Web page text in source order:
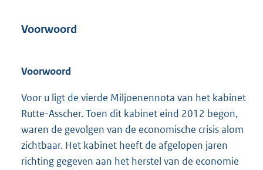
Voorwoord
Voorwoord
Voor u ligt de vierde Miljoenennota van het kabinet
Rutte-Asscher. Toen dit kabinet eind 2012 begon,
waren de gevolgen van de economische crisis alom
zichtbaar. Het kabinet heeft de afgelopen jaren
richting gegeven aan het herstel van de economie